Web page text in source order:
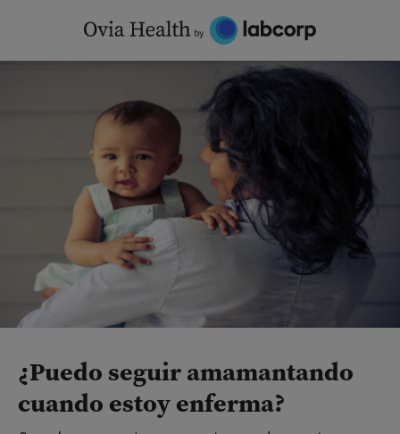
content
¿Puedo seguir amamantando
cuando estoy enferma?